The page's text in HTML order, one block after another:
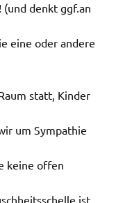
denkt ggf.an
eine oder andere
statt, Kinder
um Sympathie
keine offen
ist